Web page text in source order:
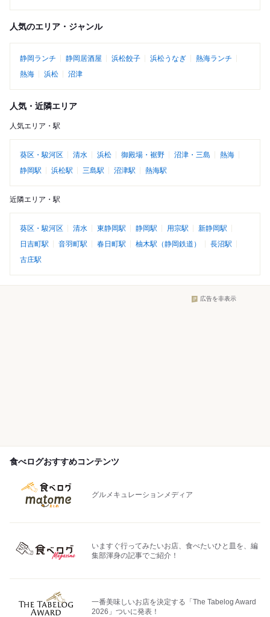
人気のエリア・ジャンル
静岡ランチ 静岡居酒屋 浜松餃子 浜松うなぎ
熱海ランチ
熱海
浜松 沼津
人気・近隣エリア
人気エリア・駅
葵区・駿河区 清水 浜松 御殿場・裾野 沼津・三島
熱海
静岡駅
浜松駅 三島駅 沼津駅 熱海駅
近隣エリア・駅
葵区・駿河区 清水 東静岡駅 静岡駅 用宗駅
新静岡駅
日吉町駅
音羽町駅 春日町駅 柚木駅（静岡鉄道）
長沼駅
古庄駅
広告を非表示
食べログおすすめコンテンツ
グルメキュレーションメディア
いますぐ行ってみたいお店、食べたいひと皿を、編
集部渾身の記事でご紹介！
一番美味しいお店を決定する「The Tabelog Award
2026」ついに発表！